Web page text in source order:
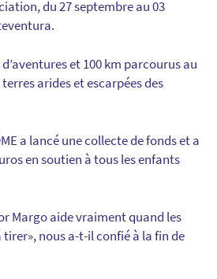
du 27 septembre au 03
et 100 km parcourus au
arides et escarpées des
a lancé une collecte de fonds et a
en soutien à tous les enfants
Margo aide vraiment quand les
nous a-t-il confié à la fin de